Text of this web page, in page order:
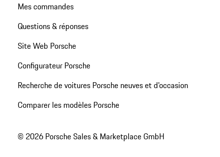
Mes commandes
Questions & réponses
Site Web Porsche
Configurateur Porsche
Recherche de voitures Porsche neuves et d'occasion
Comparer les modèles Porsche
© 2026 Porsche Sales & Marketplace GmbH